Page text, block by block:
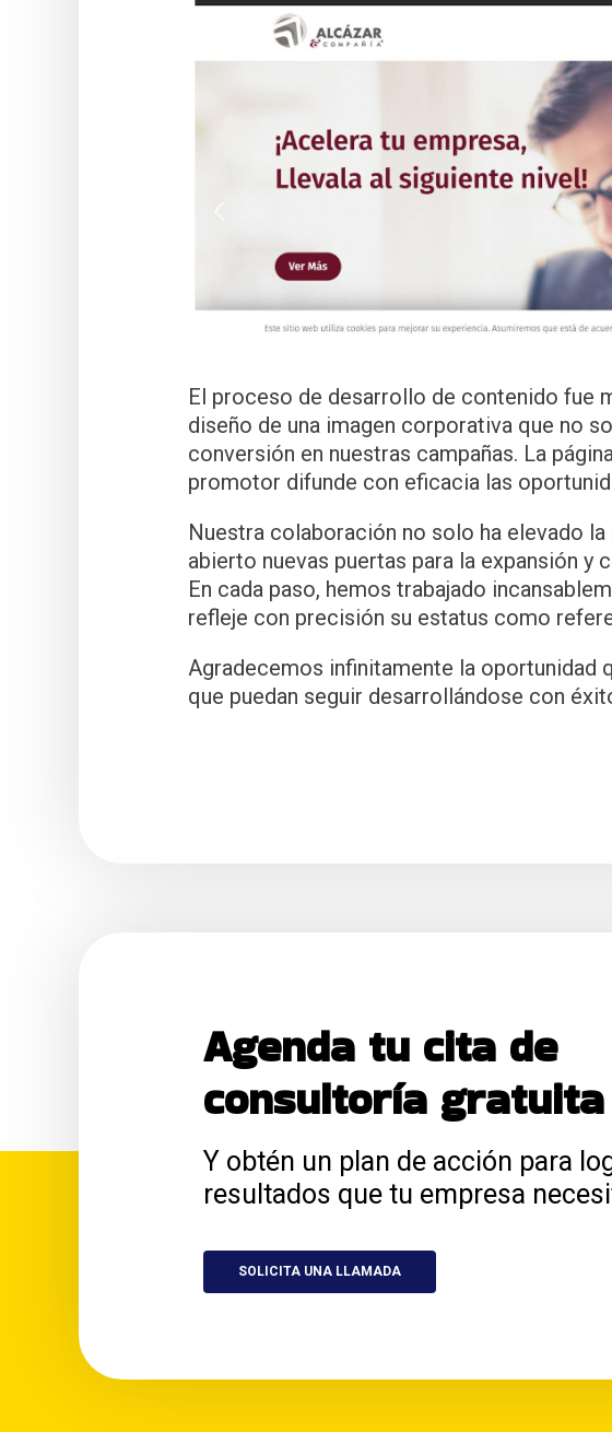
El proceso de desarrollo de contenido fue
diseño de una imagen corporativa que no
conversión en nuestras campañas. La
promotor difunde con eficacia las
Nuestra colaboración no solo ha elevado
abierto nuevas puertas para la expansión
En cada paso, hemos trabajado
refleje con precisión su estatus como
Agradecemos infinitamente la oportunidad
que puedan seguir desarrollándose con
Agenda tu cita de
consultoría gratuita
Y obtén un plan de acción para
resultados que tu empresa
SOLICITA UNA LLAMADA